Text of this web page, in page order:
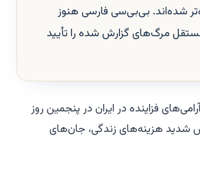
شده‌اند. بی‌بی‌سی فارسی هنوز
مرگ‌های گزارش شده را تأیید
فزاینده در ایران در پنجمین روز
شدید هزینه‌های زندگی، جان‌های